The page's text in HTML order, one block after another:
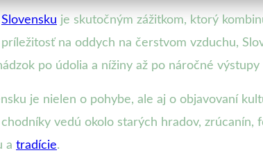
Slovensku je skutočným zážitkom, ktorý
na oddych na čerstvom vzduchu,
po údolia a nížiny až po náročné
je nielen o pohybe, ale aj o objavovaní
vedú okolo starých hradov,
a tradície.